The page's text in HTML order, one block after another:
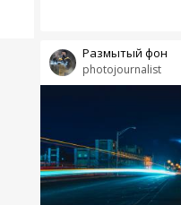
photojournalist
Размытый фон